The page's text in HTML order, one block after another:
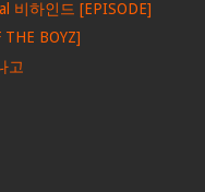
비하인드 [EPISODE]
BOYZ]
고